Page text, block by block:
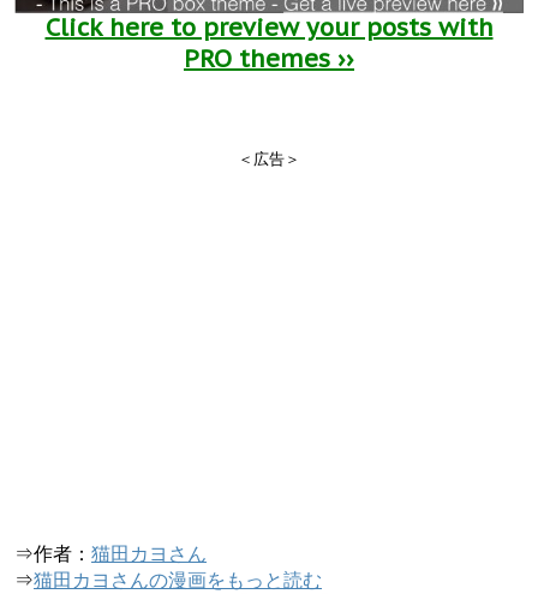
Click here to preview your posts with
PRO themes ››
＜広告＞
⇒作者： 猫田カヨさん
⇒猫田カヨさんの漫画をもっと読む